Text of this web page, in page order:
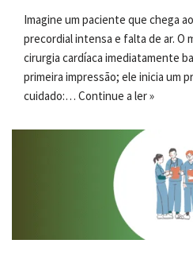
Imagine um paciente que chega
precordial intensa e falta de ar. O
cirurgia cardíaca imediatamente
primeira impressão; ele inicia um
cuidado:… Continue a ler »